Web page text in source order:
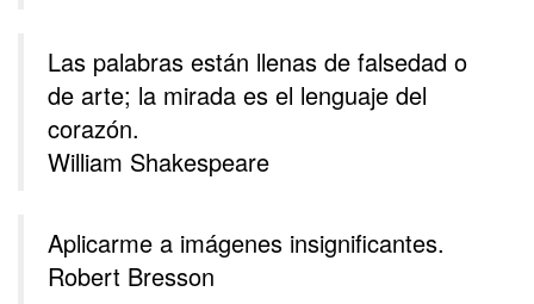
Las palabras están llenas de falsedad o
de arte; la mirada es el lenguaje del
corazón.
William Shakespeare
Aplicarme a imágenes insignificantes.
Robert Bresson